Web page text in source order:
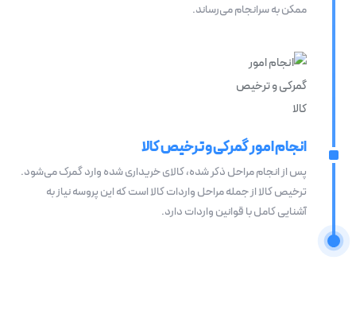
ممکن به سرانجام می‌رساند.
انجام امور گمرکی و ترخیص کالا
پس از انجام مراحل ذکر شده، کالای خریداری شده وارد گمرک می‌شود.
ترخیص کالا از جمله مراحل واردات کالا است که این پروسه نیاز به
آشنایی کامل با قوانین واردات دارد.